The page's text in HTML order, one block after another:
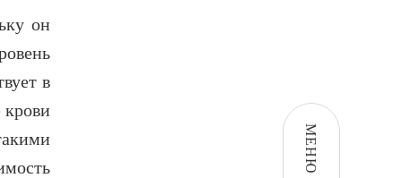
он
в
крови
МЕНЮ